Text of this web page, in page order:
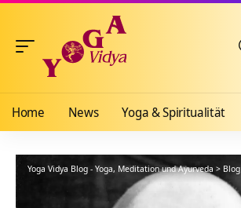
Home News Yoga & Spiritualität
Yoga Vidya Blog - Yoga, Meditation und Ayurveda > Blog